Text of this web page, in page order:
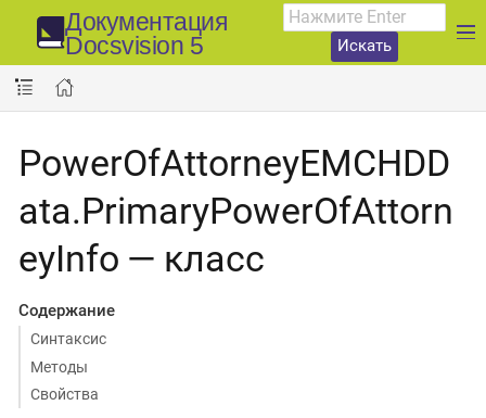
Документация
Docsvision 5
Искать
PowerOfAttorneyEMCHDD
ata.PrimaryPowerOfAttorn
eyInfo — класс
Содержание
Синтаксис
Методы
Свойства